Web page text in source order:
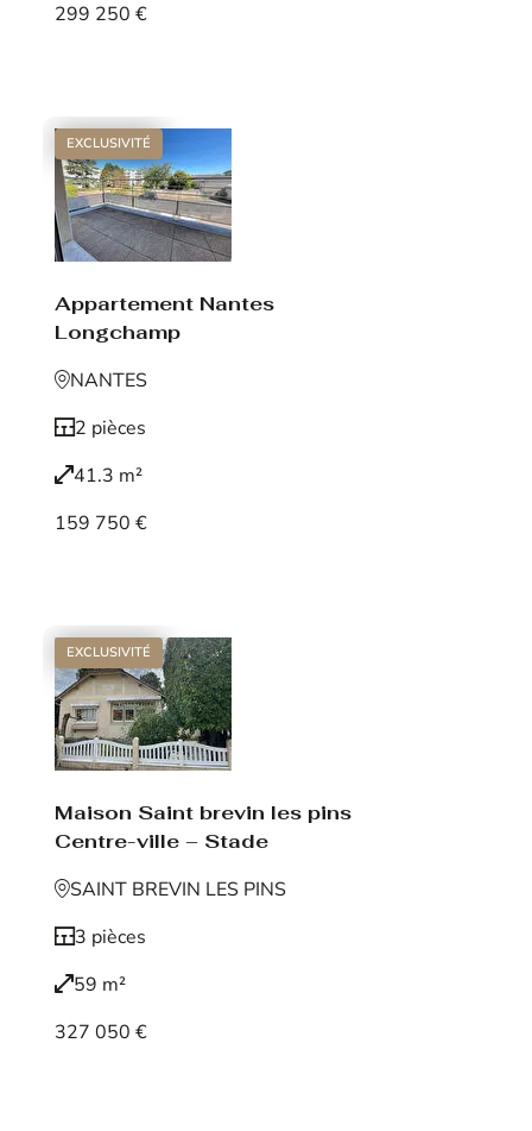
299 250 €
EXCLUSIVITÉ
Appartement Nantes
Longchamp
NANTES
2 pièces
41.3 m²
159 750 €
EXCLUSIVITÉ
Maison Saint brevin les pins
Centre-ville – Stade
SAINT BREVIN LES PINS
3 pièces
59 m²
327 050 €